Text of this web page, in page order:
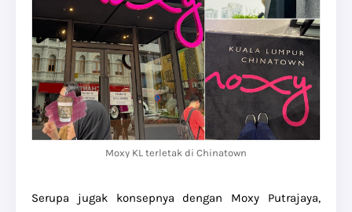
Moxy KL terletak di Chinatown
Serupa jugak konsepnya dengan Moxy Putrajaya,